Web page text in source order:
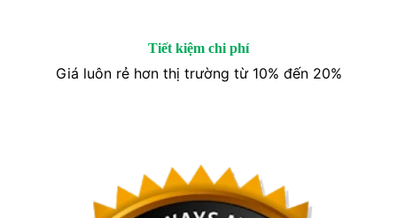
Tiết kiệm chi phí
Giá luôn rẻ hơn thị trường từ 10% đến 20%